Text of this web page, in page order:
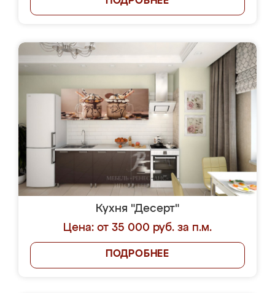
Кухня "Десерт"
Цена: от 35 000 руб. за п.м.
ПОДРОБНЕЕ